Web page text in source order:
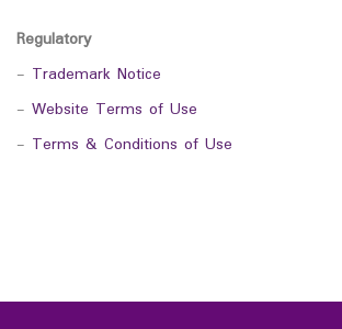
Regulatory
- Trademark Notice
- Website Terms of Use
- Terms & Conditions of Use